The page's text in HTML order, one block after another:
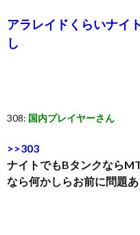
アラレイドくらいナイ
し
308: 国内プレイヤーさん
>>303
ナイトでもBタンクなら
なら何かしらお前に問題あ